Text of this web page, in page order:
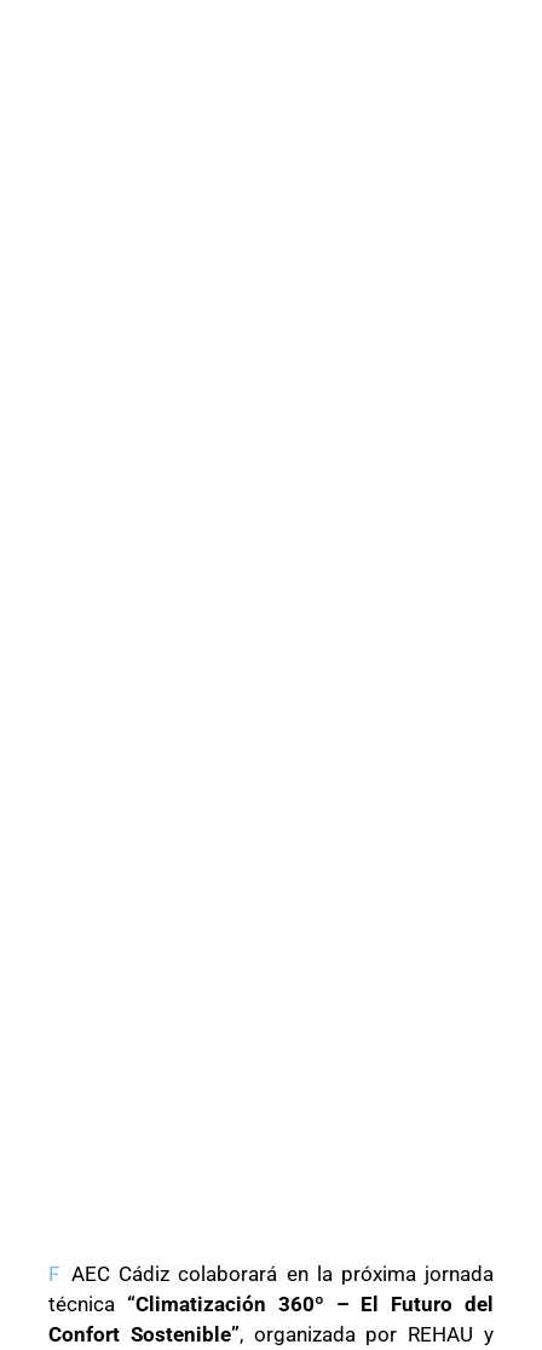
F AEC Cádiz colaborará en la próxima jornada
técnica “Climatización 360º – El Futuro del
Confort Sostenible”, organizada por REHAU y